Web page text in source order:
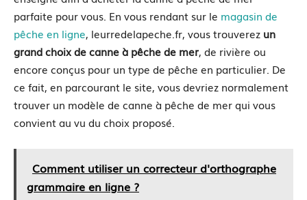
parfaite pour vous. En vous rendant sur le magasin de
pêche en ligne, leurredelapeche.fr, vous trouverez un
grand choix de canne à pêche de mer, de rivière ou
encore conçus pour un type de pêche en particulier. De
ce fait, en parcourant le site, vous devriez normalement
trouver un modèle de canne à pêche de mer qui vous
convient au vu du choix proposé.
Comment utiliser un correcteur d'orthographe
grammaire en ligne ?